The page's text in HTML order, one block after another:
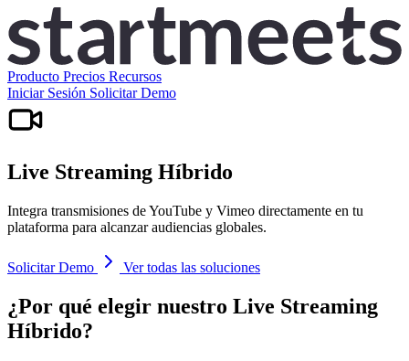
Producto Precios Recursos
Iniciar Sesión Solicitar Demo
Live Streaming Híbrido
Integra transmisiones de YouTube y Vimeo directamente en tu
plataforma para alcanzar audiencias globales.
Solicitar Demo Ver todas las soluciones
¿Por qué elegir nuestro Live Streaming
Híbrido?